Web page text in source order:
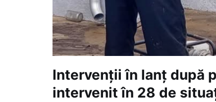
Intervenții în lanț după
intervenit în 28 de